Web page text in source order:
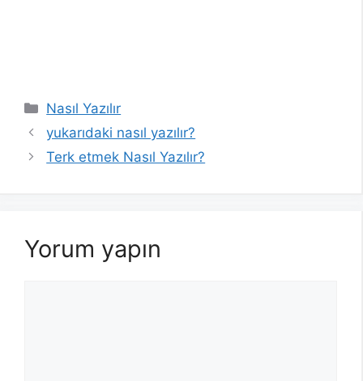
Kategoriler
Nasıl Yazılır
yukarıdaki nasıl yazılır?
Terk etmek Nasıl Yazılır?
Yorum yapın